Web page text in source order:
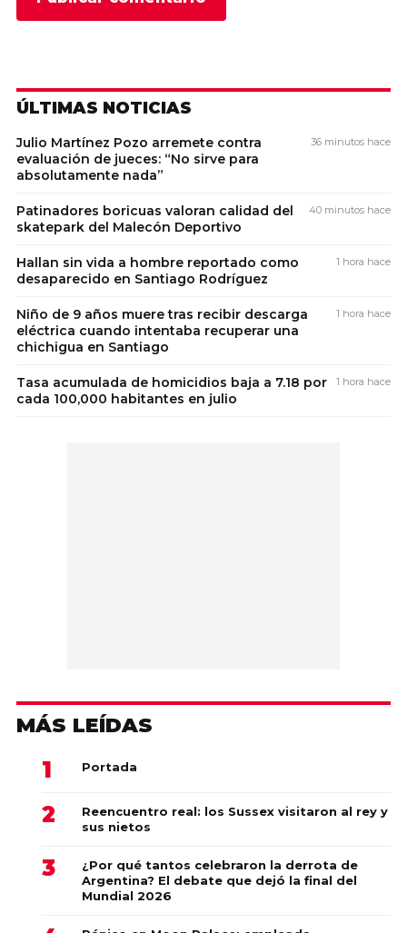
ÚLTIMAS NOTICIAS
Julio Martínez Pozo arremete contra
evaluación de jueces: “No sirve para
absolutamente nada”
36 minutos hace
Patinadores boricuas valoran calidad del
skatepark del Malecón Deportivo
40 minutos hace
Hallan sin vida a hombre reportado como
desaparecido en Santiago Rodríguez
1 hora hace
Niño de 9 años muere tras recibir descarga
eléctrica cuando intentaba recuperar una
chichigua en Santiago
1 hora hace
Tasa acumulada de homicidios baja a 7.18 por
cada 100,000 habitantes en julio
1 hora hace
MÁS LEÍDAS
Portada
Reencuentro real: los Sussex visitaron al rey y
sus nietos
¿Por qué tantos celebraron la derrota de
Argentina? El debate que dejó la final del
Mundial 2026